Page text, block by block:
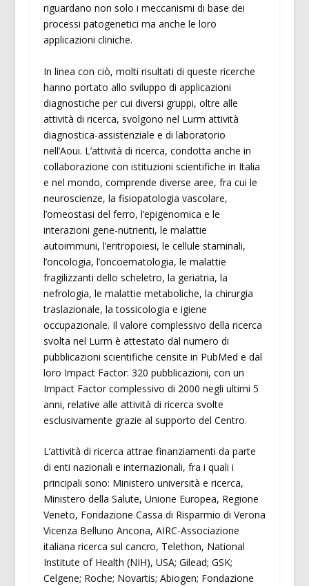
riguardano non solo i meccanismi di base dei
processi patogenetici ma anche le loro
applicazioni cliniche.
In linea con ciò, molti risultati di queste ricerche
hanno portato allo sviluppo di applicazioni
diagnostiche per cui diversi gruppi, oltre alle
attività di ricerca, svolgono nel Lurm attività
diagnostica-assistenziale e di laboratorio
nell’Aoui. L’attività di ricerca, condotta anche in
collaborazione con istituzioni scientifiche in Italia
e nel mondo, comprende diverse aree, fra cui le
neuroscienze, la fisiopatologia vascolare,
l’omeostasi del ferro, l’epigenomica e le
interazioni gene-nutrienti, le malattie
autoimmuni, l’eritropoiesi, le cellule staminali,
l’oncologia, l’oncoematologia, le malattie
fragilizzanti dello scheletro, la geriatria, la
nefrologia, le malattie metaboliche, la chirurgia
traslazionale, la tossicologia e igiene
occupazionale. Il valore complessivo della ricerca
svolta nel Lurm è attestato dal numero di
pubblicazioni scientifiche censite in PubMed e dal
loro Impact Factor: 320 pubblicazioni, con un
Impact Factor complessivo di 2000 negli ultimi 5
anni, relative alle attività di ricerca svolte
esclusivamente grazie al supporto del Centro.
L’attività di ricerca attrae finanziamenti da parte
di enti nazionali e internazionali, fra i quali i
principali sono: Ministero università e ricerca,
Ministero della Salute, Unione Europea, Regione
Veneto, Fondazione Cassa di Risparmio di Verona
Vicenza Belluno Ancona, AIRC-Associazione
italiana ricerca sul cancro, Telethon, National
Institute of Health (NIH), USA; Gilead; GSK;
Celgene; Roche; Novartis; Abiogen; Fondazione